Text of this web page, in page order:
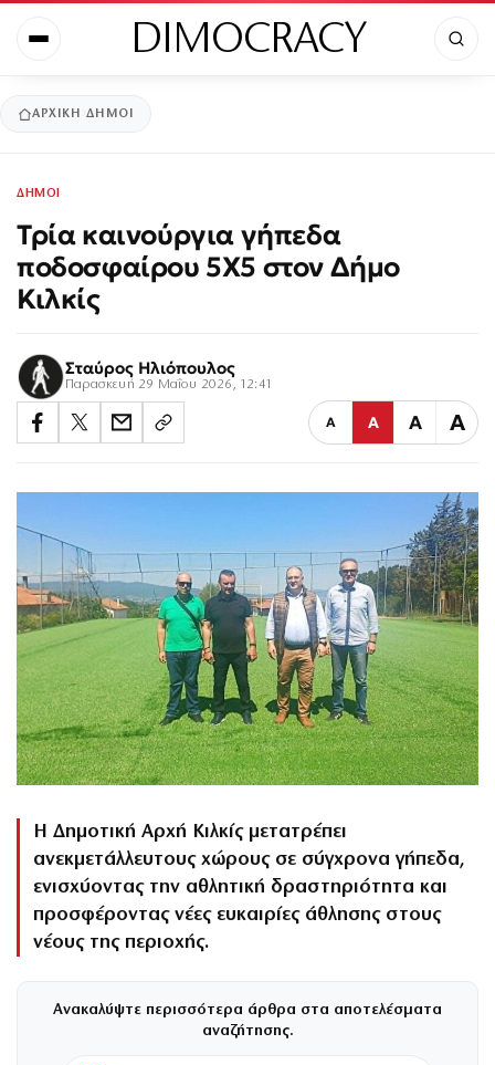
DIMOCRACY
ΑΡΧΙΚΉ ΔΗΜΟΙ
ΔΗΜΟΙ
Τρία καινούργια γήπεδα
ποδοσφαίρου 5Χ5 στον Δήμο
Κιλκίς
Σταύρος Ηλιόπουλος
Παρασκευή 29 Μαΐου 2026, 12:41
Α Α Α Α
Η Δημοτική Αρχή Κιλκίς μετατρέπει
ανεκμετάλλευτους χώρους σε σύγχρονα γήπεδα,
ενισχύοντας την αθλητική δραστηριότητα και
προσφέροντας νέες ευκαιρίες άθλησης στους
νέους της περιοχής.
Ανακαλύψτε περισσότερα άρθρα στα αποτελέσματα
αναζήτησης.